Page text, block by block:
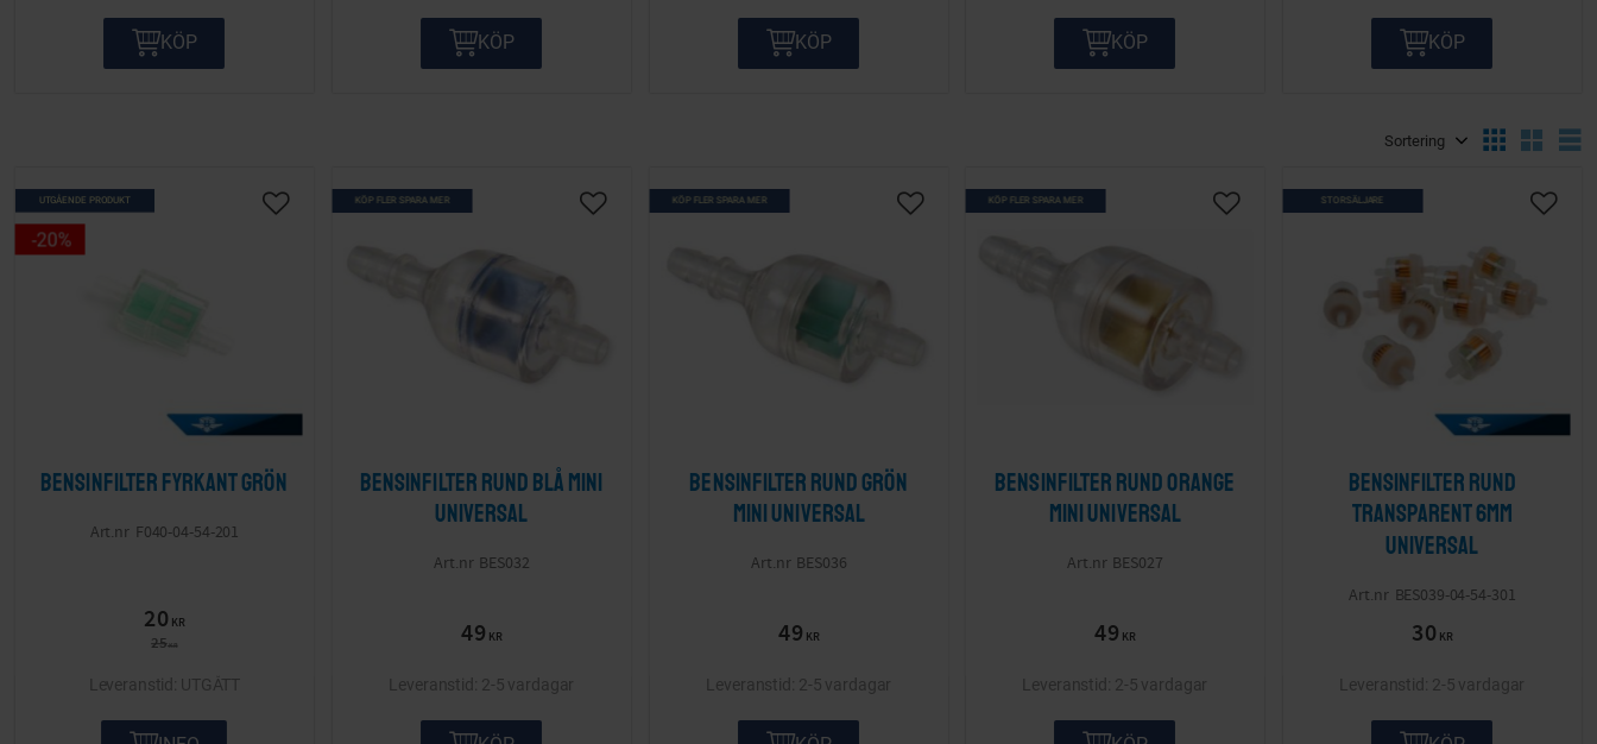
KÖP KÖP KÖP KÖP KÖP
Bensinfilter Fyrkant grön
F040-04-54-201
20 KR
25KR
20%
UTGÅENDE PRODUKT
Lägg till i önskelista
UTGÅTT
Bensinfilter Rund blå Mini
Universal
BES032
49 KR
KÖP FLER SPARA MER
Lägg till i önskelista
2-5 vardagar
Bensinfilter rund grön
mini Universal
BES036
49 KR
KÖP FLER SPARA MER
Lägg till i önskelista
2-5 vardagar
Bensinfilter rund orange
mini Universal
BES027
49 KR
KÖP FLER SPARA MER
Lägg till i önskelista
2-5 vardagar
Bensinfilter rund
transparent 6mm
Universal
BES039-04-54-301
30 KR
STORSÄLJARE
Lägg
2-5 vardagar